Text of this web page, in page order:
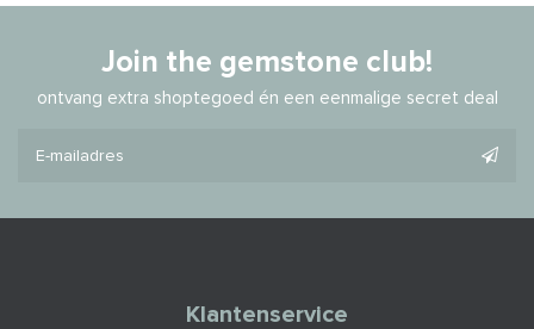
Join the gemstone club!
ontvang extra shoptegoed én een eenmalige secret deal
Klantenservice